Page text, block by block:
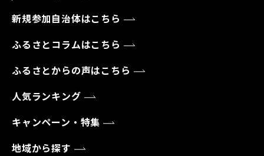
新規参加自治体はこちら
ふるさとコラムはこちら
ふるさとからの声はこちら
人気ランキング
キャンペーン・特集
地域から探す